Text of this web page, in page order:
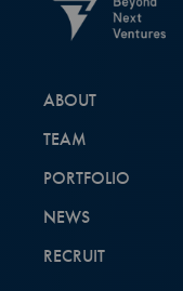
ABOUT
TEAM
PORTFOLIO
NEWS
RECRUIT